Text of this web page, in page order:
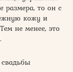
размера, то он с
кожу и
не менее, это